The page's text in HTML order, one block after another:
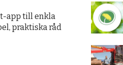
app till enkla
praktiska råd